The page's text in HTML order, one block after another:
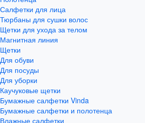
Салфетки для лица
Тюрбаны для сушки волос
Щетки для ухода за телом
Магнитная линия
Щетки
Для обуви
Для посуды
Для уборки
Каучуковые щетки
Бумажные салфетки Vinda
Бумажные салфетки и полотенца
Влажные салфетки